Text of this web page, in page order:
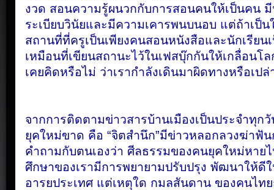
งวด สอนความรู้ผนวกกับการสอนคนให้เป็นคน
ระเบียบวินัยและมีความเคารพนบนอบ แต่ถ้าเป็น
สถานที่ที่ครูเป็นเพียงคนสอนหนังสือและนักเรียน
เหมือนที่เขียนสถานะไว้ในเฟสบุ๊กกันให้เกลื่อนโ
เคยคิดหรือไม่ ว่าเรากำลังเดินมาผิดทางหรือเป
จากการติดตามข่าวสารบ้านเมืองเป็นประจำทุก
ยุคใหม่ขาด คือ “จิตสำนึก”มีข่าวหลอกลวงฆ่าฟั
คำถามกับตนเองว่า ศีลธรรมของคนยุคใหม่หาย
ศึกษาของเรามีการพยายามปรับปรุง พัฒนาให้ดี
อารยประเทศ แต่เหตุใด กมลสันดาน ของคนไท